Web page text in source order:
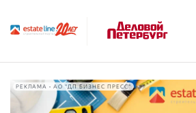
РЕКЛАМА • АО "ДП БИЗНЕС ПРЕСС"